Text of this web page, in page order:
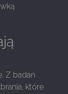
Z badań
które